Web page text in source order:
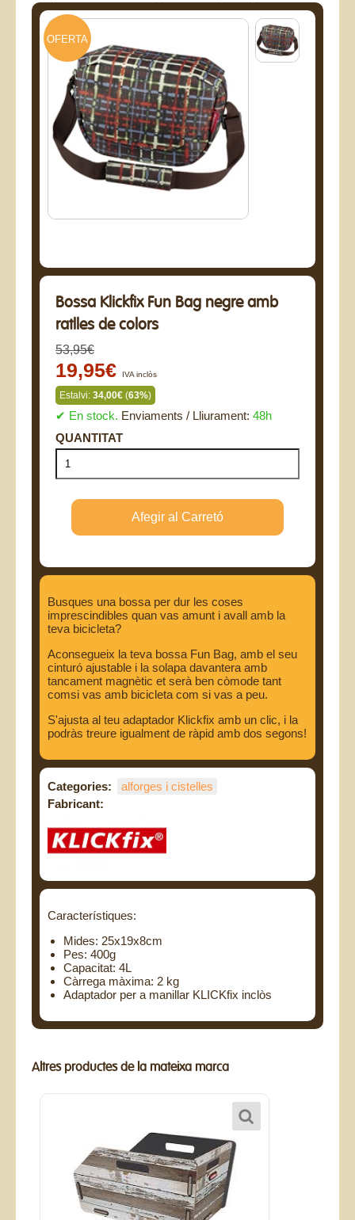
OFERTA
Bossa Klickfix Fun Bag negre amb
ratlles de colors
53,95€
19,95€ IVA inclòs
Estalvi: 34,00€ (63%)
✔ En stock. Enviaments / Lliurament: 48h
Busques una bossa per dur les coses
imprescindibles quan vas amunt i avall amb la
teva bicicleta?
Aconsegueix la teva bossa Fun Bag, amb el seu
cinturó ajustable i la solapa davantera amb
tancament magnètic et serà ben còmode tant
comsi vas amb bicicleta com si vas a peu.
S'ajusta al teu adaptador Klickfix amb un clic, i la
podràs treure igualment de ràpid amb dos segons!
Categories:
alforges i cistelles
Fabricant:
Característiques:
Mides: 25x19x8cm
Pes: 400g
Capacitat: 4L
Càrrega màxima: 2 kg
Adaptador per a manillar KLICKfix inclòs
Altres productes de la mateixa marca